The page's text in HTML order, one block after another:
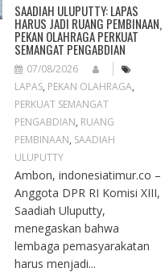
SAADIAH ULUPUTTY: LAPAS
HARUS JADI RUANG PEMBINAAN,
PEKAN OLAHRAGA PERKUAT
SEMANGAT PENGABDIAN
07/08/2026
LAPAS, PEKAN OLAHRAGA,
PERKUAT SEMANGAT
PENGABDIAN, RUANG
PEMBINAAN, SAADIAH
ULUPUTTY
Ambon, indonesiatimur.co –
Anggota DPR RI Komisi XIII,
Saadiah Uluputty,
menegaskan bahwa
lembaga pemasyarakatan
harus menjadi...